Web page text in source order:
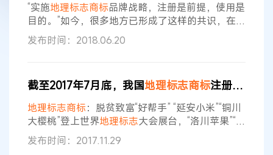
“实施地理标志商标品牌战略，注册是前提，使用是
目的。”如今，很多地方已形成了这样的共识，在运
用地理标志 商标过程中抓好运作模式构建、许可使
用管理、市场环境维护3个环节，才能确保
扶贫 “金牌、银牌，不如品牌”。近年来，湖北省鄂
州市沼山镇充分发挥“沼山胡柚”品牌效应，助力精
准扶贫，促进当地开展扶贫工作，沼山
发布时间：2018.06.20
截至2017年7月底，我国地理标志商标注册量达3712件，助力区域农业发展作用显著
地理标志商标：脱贫致富“好帮手” “延安小米”“铜川
大樱桃”登上世界地理标志大会展台，“洛川苹果”“泾
渭茯茶”在丝绸之路上一路飘香，“紫阳富硒茶”入选
全国商标 富农和运用地理
发布时间：2017.11.29